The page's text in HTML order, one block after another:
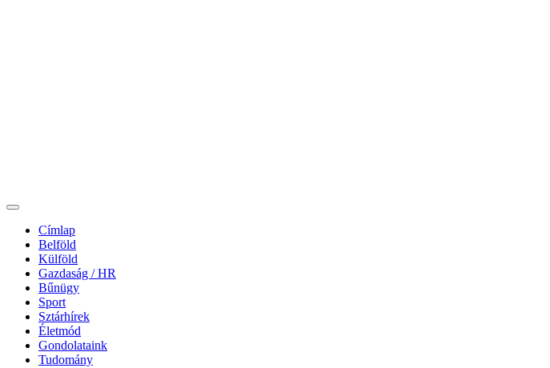
Címlap
Belföld
Külföld
Gazdaság / HR
Bűnügy
Sport
Sztárhírek
Életmód
Gondolataink
Tudomány